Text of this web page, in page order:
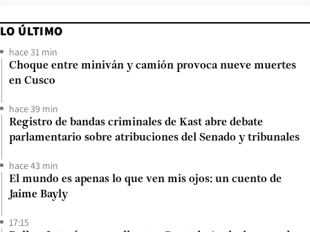
LO ÚLTIMO
hace 31 min
Choque entre miniván y camión provoca nueve muertes
en Cusco
hace 39 min
Registro de bandas criminales de Kast abre debate
parlamentario sobre atribuciones del Senado y tribunales
hace 43 min
El mundo es apenas lo que ven mis ojos: un cuento de
Jaime Bayly
17:15